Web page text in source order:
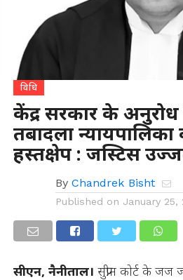
विधि
केंद्र सरकार के
तबादला न्यायपालिका
हस्तक्षेप : जस्टिस
By Chandrek Bisht
Published on January 25,
सीएन, नैनीताल। सुप्रीम कोर्ट के